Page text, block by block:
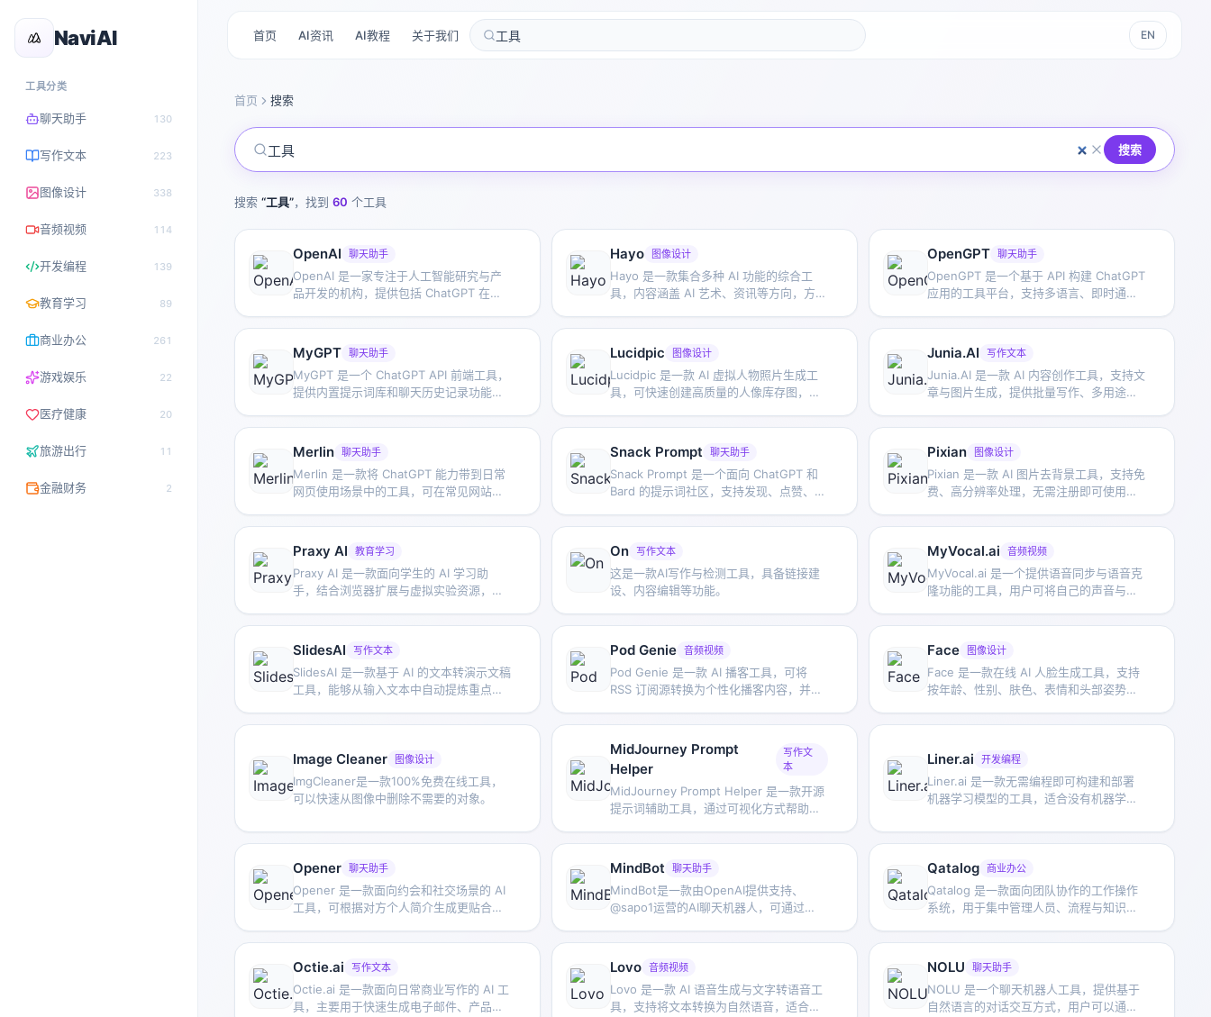
NaviAI
工具分类
聊天助手 130
写作文本 223
图像设计 338
音频视频 114
开发编程 139
教育学习 89
商业办公 261
游戏娱乐 22
医疗健康 20
旅游出行 11
金融财务 2
首页 AI资讯 AI教程 关于我们 EN
首页 搜索
搜索
搜索 “工具”，找到 60 个工具
OpenAI 聊天助手
OpenAI 是一家专注于人工智能研究与产
品开发的机构，提供包括 ChatGPT 在内
型、生成式 AI 以及面向开发者和普通用户
Hayo 图像设计
Hayo 是一款集合多种 AI 功能的综合工
具，内容涵盖 AI 艺术、资讯等方向，方便
与表达等多类 AI 应用能力。
OpenGPT 聊天助手
OpenGPT 是一个基于 API 构建 ChatGPT
应用的工具平台，支持多语言、即时通
提供可参考的应用示例与开源代码。
MyGPT 聊天助手
MyGPT 是一个 ChatGPT API 前端工具，
提供内置提示词库和聊天历史记录功能，
提示管理。
Lucidpic 图像设计
Lucidpic 是一款 AI 虚拟人物照片生成工
具，可快速创建高质量的人像库存图，并
元素。
Junia.AI 写作文本
Junia.AI 是一款 AI 内容创作工具，支持文
章与图片生成，提供批量写作、多用途模
容生产与整理。
Merlin 聊天助手
Merlin 是一款将 ChatGPT 能力带到日常
网页使用场景中的工具，可在常见网站上
提高在线工作效率。
Snack Prompt 聊天助手
Snack Prompt 是一个面向 ChatGPT 和
Bard 的提示词社区，支持发现、点赞、分
用 AI 工具。
Pixian 图像设计
Pixian 是一款 AI 图片去背景工具，支持免
费、高分辨率处理，无需注册即可使用，
Praxy AI 教育学习
Praxy AI 是一款面向学生的 AI 学习助
手，结合浏览器扩展与虚拟实验资源，帮
On 写作文本
这是一款AI写作与检测工具，具备链接建
设、内容编辑等功能。
MyVocal.ai 音频视频
MyVocal.ai 是一个提供语音同步与语音克
隆功能的工具，用户可将自己的声音与热
隆。
SlidesAI 写作文本
SlidesAI 是一款基于 AI 的文本转演示文稿
工具，能够从输入文本中自动提炼重点、
快完成演示文稿制作，当前可与 Google
Pod Genie 音频视频
Pod Genie 是一款 AI 播客工具，可将
RSS 订阅源转换为个性化播客内容，并提
方便用户按兴趣获取音频信息。
Face 图像设计
Face 是一款在线 AI 人脸生成工具，支持
按年龄、性别、肤色、表情和头部姿势等
片等场景。
Image Cleaner 图像设计
ImgCleaner是一款100%免费在线工具，
可以快速从图像中删除不需要的对象。
MidJourney Prompt
Helper
写作文
本
MidJourney Prompt Helper 是一款开源
提示词辅助工具，通过可视化方式帮助用
探索不同风格与更复杂的图像生成指令。
Liner.ai 开发编程
Liner.ai 是一款无需编程即可构建和部署
机器学习模型的工具，适合没有机器学习
型的转换。
Opener 聊天助手
Opener 是一款面向约会和社交场景的 AI
工具，可根据对方个人简介生成更贴合语
话。
MindBot 聊天助手
MindBot是一款由OpenAI提供支持、
@sapo1运营的AI聊天机器人，可通过
登录时使用您的手机进行验证。MindBot
和生活助手工具，付费计划从每月1美元开
始。
Qatalog 商业办公
Qatalog 是一款面向团队协作的工作操作
系统，用于集中管理人员、流程与知识，
作。
Octie.ai 写作文本
Octie.ai 是一款面向日常商业写作的 AI 工
具，主要用于快速生成电子邮件、产品描
Lovo 音频视频
Lovo 是一款 AI 语音生成与文字转语音工
具，支持将文本转换为自然语音，适合用
NOLU 聊天助手
NOLU 是一个聊天机器人工具，提供基于
自然语言的对话交互方式，用户可以通过